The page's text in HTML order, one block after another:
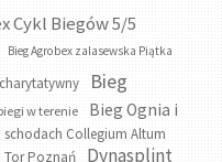
Cykl Biegów 5/5
Bieg Agrobex zalasewska Piątka
Bieg
w terenie
Bieg Ognia i
schodach Collegium Altum
Tor Poznań Dynasplint